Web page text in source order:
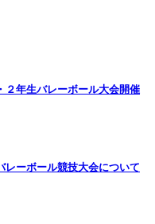
２年生バレーボール大会開催
レーボール競技大会について